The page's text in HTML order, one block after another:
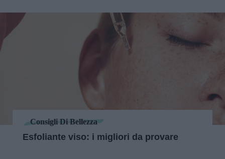
Consigli Di Bellezza
Esfoliante viso: i migliori da provare